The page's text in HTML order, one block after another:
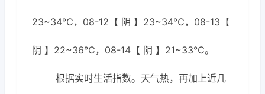
23~34℃，08-12【 阴 】23~34℃，08-13【
阴 】22~36℃，08-14【 阴 】21~33℃。
根据实时生活指数。天气热，再加上近几